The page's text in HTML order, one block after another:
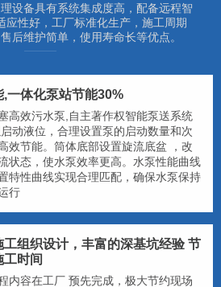
设备具有系统集成度高，配备远程智
应性好，工厂标准化生产，施工周期
后维护简单，使用寿命长等优点。
,一体化泵站节能30%
高效污水泵,自主著作权智能泵送系统
动液位，合理设置泵的启动数量和次
效节能。筒体底部设置旋流底盆 ，改
状态，使水泵效率更高。水泵性能曲线
特性曲线实现合理匹配，确保水泵保持
行
工组织设计，丰富的深基坑经验 节
工时间​
内容在工厂 预先完成，极大节约现场